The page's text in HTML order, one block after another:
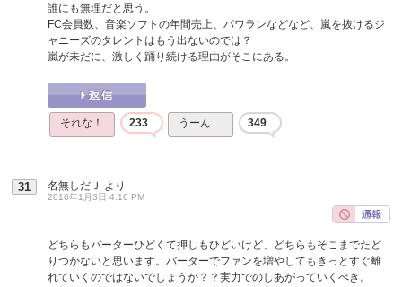
誰にも無理だと思う。
FC会員数、音楽ソフトの年間売上、パワランなどなど、嵐を抜けるジ
ャニーズのタレントはもう出ないのでは？
嵐が未だに、激しく踊り続ける理由がそこにある。
それな！ 233 うーん… 349
31 名無しだＪ より
2016年1月3日 4:16 PM
どちらもバーターひどくて押しもひどいけど、どちらもそこまでたど
りつかないと思います。バーターでファンを増やしてもきっとすぐ離
れていくのではないでしょうか？？実力でのしあがっていくべき。